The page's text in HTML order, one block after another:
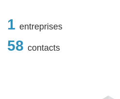
1 entreprises
58 contacts